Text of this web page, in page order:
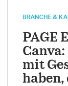
BRANCHE &
PAGE
mit